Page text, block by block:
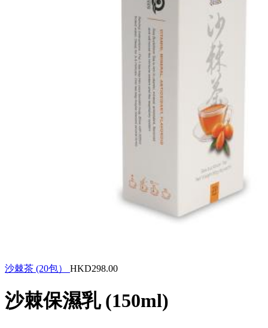
沙棘茶 (20包） HKD298.00
沙棘保濕乳 (150ml)